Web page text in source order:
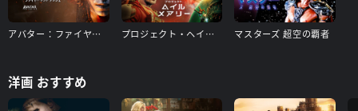
アバター：ファイヤー・アンド・アッシュ プロジェクト・ヘイル・メアリー マスターズ 超空の覇者
洋画 おすすめ